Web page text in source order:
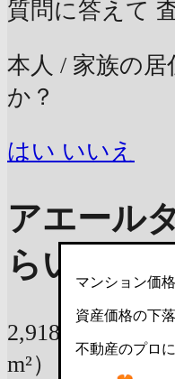
質問に答えて
本人 / 家族の
か？
はい いいえ
アエール
らいくら？
2,918万円
m²）
マンション価
資産価格の下
不動産のプロ